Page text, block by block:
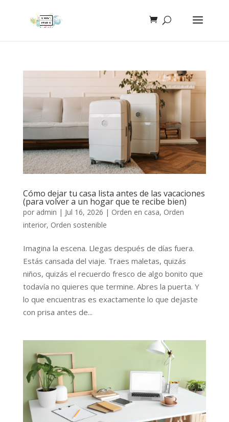
Cómo dejar tu casa lista antes de las vacaciones
(para volver a un hogar que te recibe bien)
por admin | Jul 16, 2026 | Orden en casa, Orden
interior, Orden sostenible
Imagina la escena. Llegas después de días fuera.
Estás cansada del viaje. Traes maletas, quizás
niños, quizás el recuerdo fresco de algo bonito que
todavía no quieres que termine. Abres la puerta. Y
lo que encuentras es exactamente lo que dejaste
con prisa antes de...